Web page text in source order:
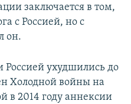
заключается в том,
с Россией, но с
он.
ухудшились до
Холодной войны на
в 2014 году аннексии